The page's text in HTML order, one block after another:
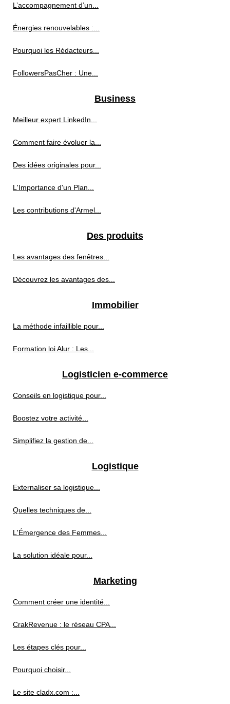
L’accompagnement d’un...
Énergies renouvelables :...
Pourquoi les Rédacteurs...
FollowersPasCher : Une...
Business
Meilleur expert LinkedIn...
Comment faire évoluer la...
Des idées originales pour...
L'Importance d'un Plan...
Les contributions d'Armel...
Des produits
Les avantages des fenêtres...
Découvrez les avantages des...
Immobilier
La méthode infaillible pour...
Formation loi Alur : Les...
Logisticien e-commerce
Conseils en logistique pour...
Boostez votre activité...
Simplifiez la gestion de...
Logistique
Externaliser sa logistique...
Quelles techniques de...
L'Émergence des Femmes...
La solution idéale pour...
Marketing
Comment créer une identité...
CrakRevenue : le réseau CPA...
Les étapes clés pour...
Pourquoi choisir...
Le site cladx.com :...